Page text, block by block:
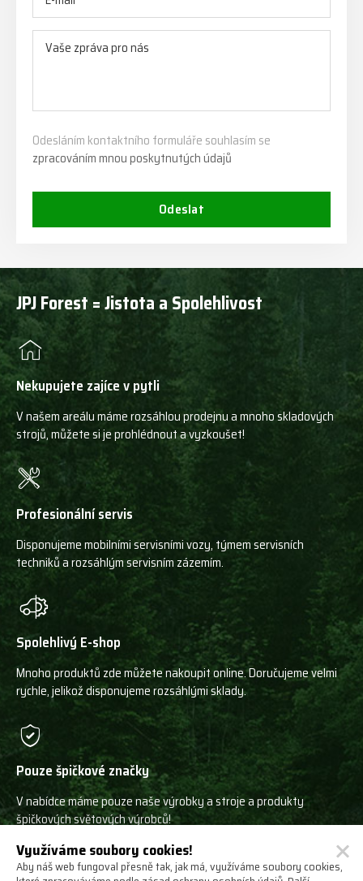
Odesláním kontaktního formuláře souhlasím se
zpracováním mnou poskytnutých údajů
Odeslat
JPJ Forest = Jistota a Spolehlivost
Nekupujete zajíce v pytli
V našem areálu máme rozsáhlou prodejnu a mnoho skladových
strojů, můžete si je prohlédnout a vyzkoušet!
Profesionální servis
Disponujeme mobilními servisními vozy, týmem servisních
techniků a rozsáhlým servisním zázemím.
Spolehlivý E-shop
Mnoho produktů zde můžete nakoupit online. Doručujeme velmi
rychle, jelikož disponujeme rozsáhlými sklady.
Pouze špičkové značky
V nabídce máme pouze naše výrobky a stroje a produkty
špičkových světových výrobců!
Využíváme soubory cookies!
Aby náš web fungoval přesně tak, jak má, využíváme soubory cookies,